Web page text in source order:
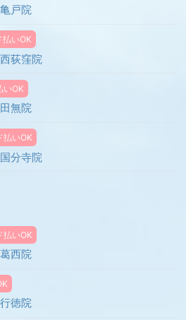
戸院
払いOK
荻窪院
いOK
無院
払いOK
分寺院
払いOK
西院
徳院